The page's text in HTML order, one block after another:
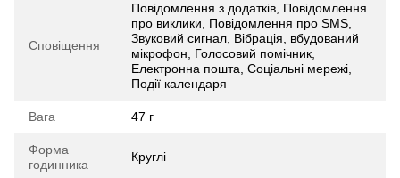
Сповіщення
Повідомлення з додатків, Повідомлення
про виклики, Повідомлення про SMS,
Звуковий сигнал, Вібрація, вбудований
мікрофон, Голосовий помічник,
Електронна пошта, Соціальні мережі,
Події календаря
Вага 47 г
Форма
годинника
Круглі